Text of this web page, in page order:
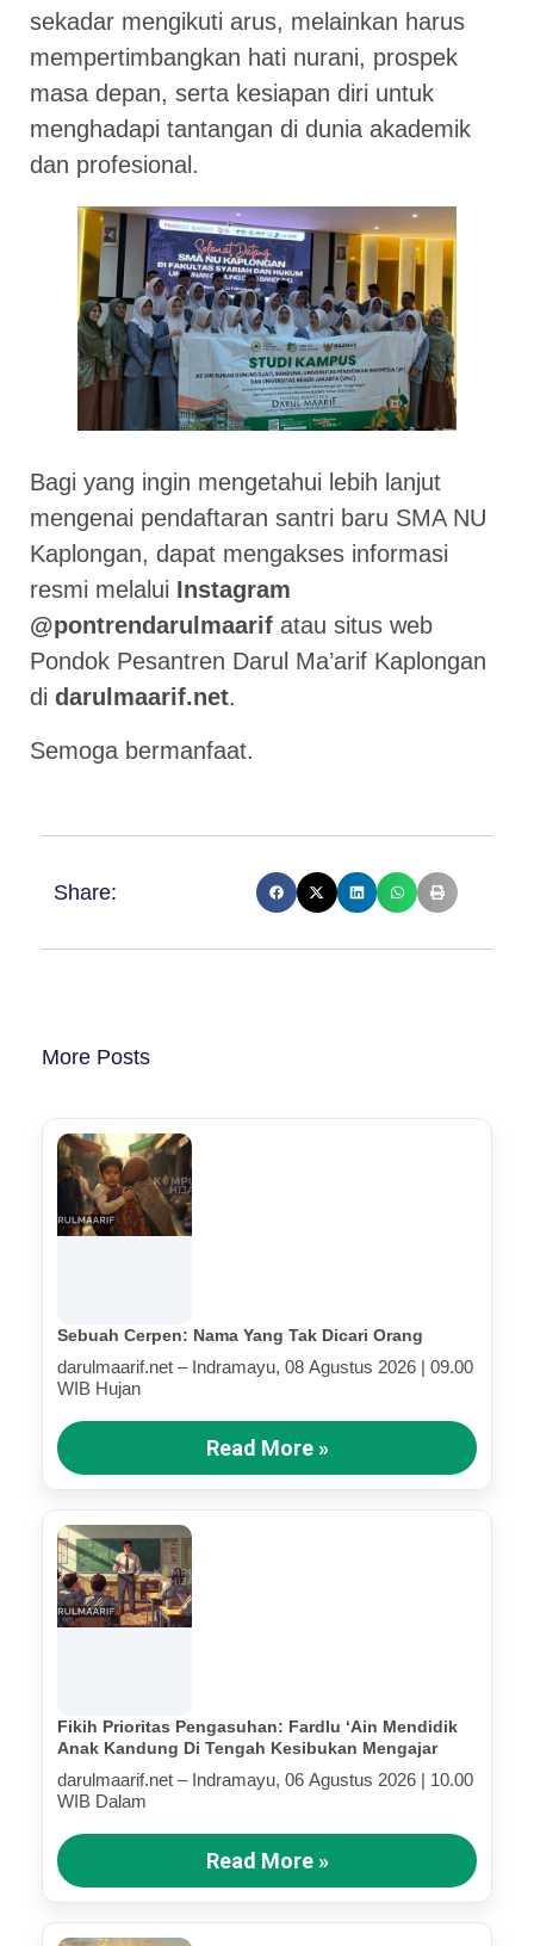
sekadar mengikuti arus, melainkan harus
mempertimbangkan hati nurani, prospek
masa depan, serta kesiapan diri untuk
menghadapi tantangan di dunia akademik
dan profesional.
Bagi yang ingin mengetahui lebih lanjut
mengenai pendaftaran santri baru SMA NU
Kaplongan, dapat mengakses informasi
resmi melalui Instagram
@pontrendarulmaarif atau situs web
Pondok Pesantren Darul Ma’arif Kaplongan
di darulmaarif.net.
Semoga bermanfaat.
Share:
More Posts
Sebuah Cerpen: Nama Yang Tak Dicari Orang
darulmaarif.net – Indramayu, 08 Agustus 2026 | 09.00
WIB Hujan
Read More »
Fikih Prioritas Pengasuhan: Fardlu ‘Ain Mendidik
Anak Kandung Di Tengah Kesibukan Mengajar
darulmaarif.net – Indramayu, 06 Agustus 2026 | 10.00
WIB Dalam
Read More »